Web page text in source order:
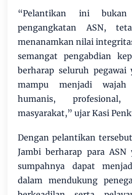
“Pelantikan ini
pengangkatan ASN,
menanamkan nilai
semangat pengabdian
berharap seluruh
mampu menjadi wajah
humanis,
masyarakat,” ujar Kasi
Dengan pelantikan
Jambi berharap para
sumpahnya dapat
dalam mendukung